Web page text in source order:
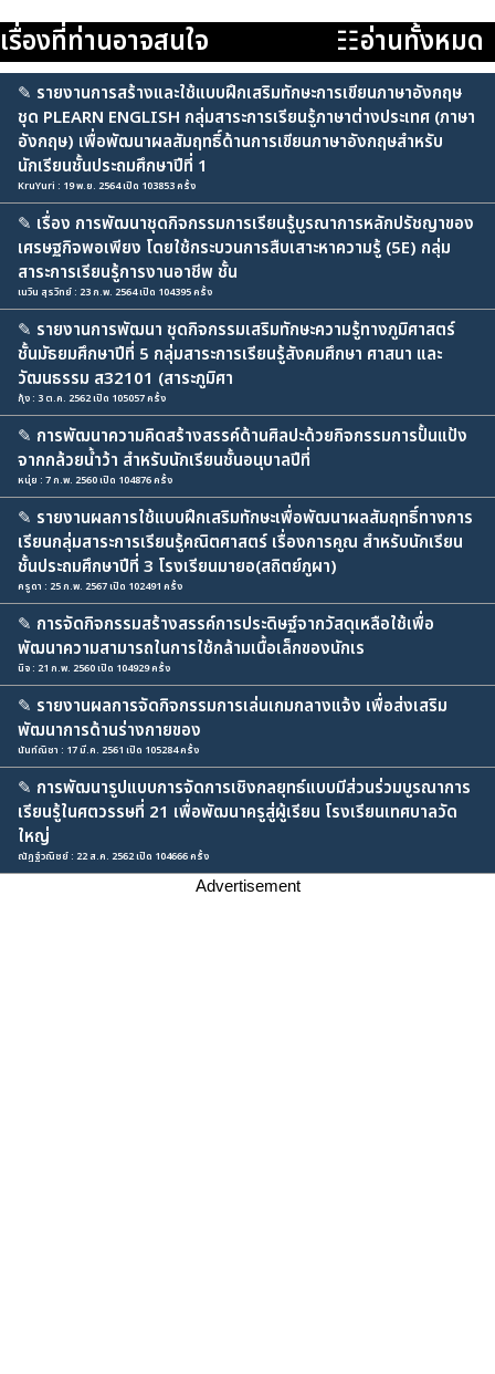
เรื่องที่ท่านอาจสนใจ ☷อ่านทั้งหมด
✎ รายงานการสร้างและใช้แบบฝึกเสริมทักษะการเขียนภาษาอังกฤษ
ชุด PLEARN ENGLISH กลุ่มสาระการเรียนรู้ภาษาต่างประเทศ (ภาษา
อังกฤษ) เพื่อพัฒนาผลสัมฤทธิ์ด้านการเขียนภาษาอังกฤษสำหรับ
นักเรียนชั้นประถมศึกษาปีที่ 1
KruYuri : 19 พ.ย. 2564 เปิด 103853 ครั้ง
✎ เรื่อง การพัฒนาชุดกิจกรรมการเรียนรู้บูรณาการหลักปรัชญาของ
เศรษฐกิจพอเพียง โดยใช้กระบวนการสืบเสาะหาความรู้ (5E) กลุ่ม
สาระการเรียนรู้การงานอาชีพ ชั้น
เนวิน สุรวิทย์ : 23 ก.พ. 2564 เปิด 104395 ครั้ง
✎ รายงานการพัฒนา ชุดกิจกรรมเสริมทักษะความรู้ทางภูมิศาสตร์
ชั้นมัธยมศึกษาปีที่ 5 กลุ่มสาระการเรียนรู้สังคมศึกษา ศาสนา และ
วัฒนธรรม ส32101 (สาระภูมิศา
กุ้ง : 3 ต.ค. 2562 เปิด 105057 ครั้ง
✎ การพัฒนาความคิดสร้างสรรค์ด้านศิลปะด้วยกิจกรรมการปั้นแป้ง
จากกล้วยน้ำว้า สำหรับนักเรียนชั้นอนุบาลปีที่
หนุ่ย : 7 ก.พ. 2560 เปิด 104876 ครั้ง
✎ รายงานผลการใช้แบบฝึกเสริมทักษะเพื่อพัฒนาผลสัมฤทธิ์ทางการ
เรียนกลุ่มสาระการเรียนรู้คณิตศาสตร์ เรื่องการคูณ สำหรับนักเรียน
ชั้นประถมศึกษาปีที่ 3 โรงเรียนมายอ(สถิตย์ภูผา)
ครูดา : 25 ก.พ. 2567 เปิด 102491 ครั้ง
✎ การจัดกิจกรรมสร้างสรรค์การประดิษฐ์จากวัสดุเหลือใช้เพื่อ
พัฒนาความสามารถในการใช้กล้ามเนื้อเล็กของนักเร
นิจ : 21 ก.พ. 2560 เปิด 104929 ครั้ง
✎ รายงานผลการจัดกิจกรรมการเล่นเกมกลางแจ้ง เพื่อส่งเสริม
พัฒนาการด้านร่างกายของ
นันท์ณิชา : 17 มี.ค. 2561 เปิด 105284 ครั้ง
✎ การพัฒนารูปแบบการจัดการเชิงกลยุทธ์แบบมีส่วนร่วมบูรณาการ
เรียนรู้ในศตวรรษที่ 21 เพื่อพัฒนาครูสู่ผู้เรียน โรงเรียนเทศบาลวัด
ใหญ่
ณัฏฐ์วณิชย์ : 22 ส.ค. 2562 เปิด 104666 ครั้ง
Advertisement